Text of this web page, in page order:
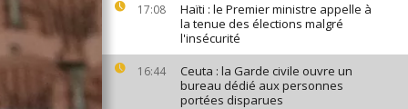
17:08
Haïti : le Premier ministre appelle à
la tenue des élections malgré
l'insécurité
16:44
Ceuta : la Garde civile ouvre un
bureau dédié aux personnes
portées disparues